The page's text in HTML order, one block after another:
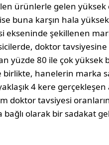
ürünlerle gelen yüksek
buna karşın hala
ekseninde şekillenen
doktor tavsiyesine
yüzde 80 ile çok yüksek
hanelerin marka
4 kere gerçekleşen
doktor tavsiyesi
olarak bir sadakat